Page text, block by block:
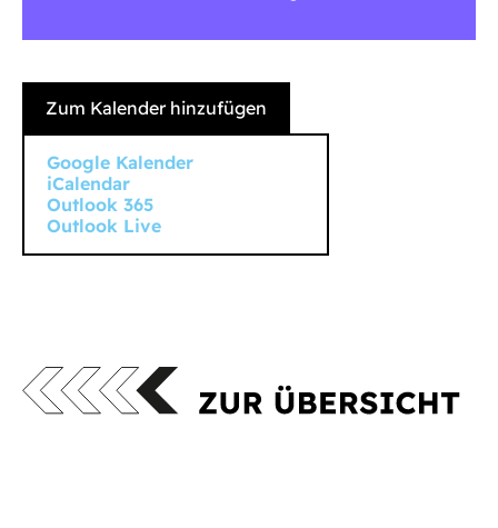
Zum Kalender hinzufügen
Google Kalender
iCalendar
Outlook 365
Outlook Live